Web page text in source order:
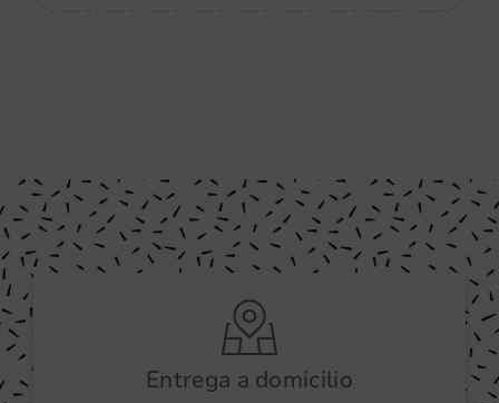
Entrega a domicilio